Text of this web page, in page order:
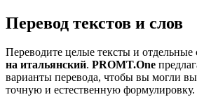
Перевод текстов и слов
Переводите целые тексты и отдельные
на итальянский. PROMT.One
варианты перевода, чтобы вы могли
точную и естественную формулировку.